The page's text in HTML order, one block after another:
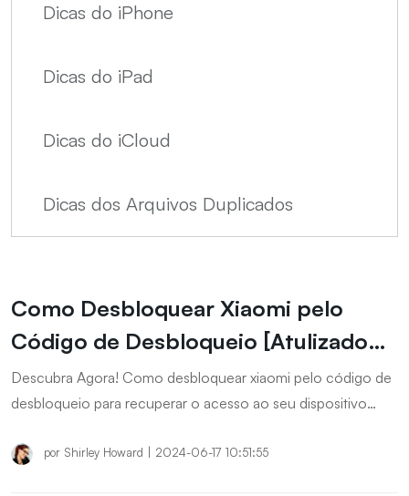
Dicas do iPhone
Dicas do iPad
Dicas do iCloud
Dicas dos Arquivos Duplicados
Como Desbloquear Xiaomi pelo
Código de Desbloqueio [Atulizado
em 2025]
Descubra Agora! Como desbloquear xiaomi pelo código de
desbloqueio para recuperar o acesso ao seu dispositivo
celular de forma rápida e segura. Leia mais para aprender
por Shirley Howard 2024-06-17 10:51:55